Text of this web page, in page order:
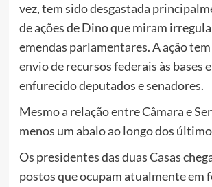
vez, tem sido desgastada
de ações de Dino que miram
emendas parlamentares. A ação
envio de recursos federais às bases
enfurecido deputados e senadores.
Mesmo a relação entre Câmara e
menos um abalo ao longo dos
Os presidentes das duas Casas
postos que ocupam atualmente em